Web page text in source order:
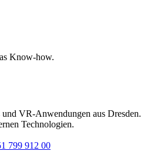
Know-how.
VR-Anwendungen aus Dresden.
Technologien.
799 912 00